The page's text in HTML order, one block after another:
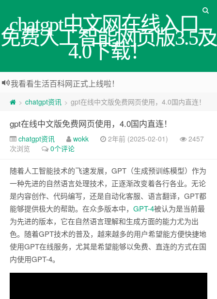
chatgpt中文网在线入口_
免费人工智能网页版3.5及
4.0下载！
我看看生活百科网正式上线啦！
> chatgpt资讯 > gpt在线中文版免费网页使用，4.0国内直连！
gpt在线中文版免费网页使用，4.0国内直连！
chatgpt资讯 wokk 2年前 (2025-02-01)
2457
次浏览
0个评论
随着人工智能技术的飞速发展，GPT（生成预训练模型）作为
一种先进的自然语言处理技术，正逐渐改变着各行各业。无论
是内容创作、代码编写，还是自动化客服、语言翻译，GPT都
能够提供极大的帮助。在众多版本中， GPT-4被认为是当前最
为先进的版本，它在自然语言理解和生成方面的能力尤为出
色。随着GPT技术的普及，越来越多的用户希望能方便快捷地
使用GPT在线服务，尤其是希望能够以免费、直连的方式在国
内使用GPT-4。